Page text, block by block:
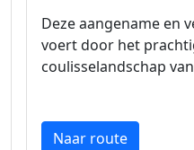
Deze aangename en
voert door het
coulisselandschap
Naar route